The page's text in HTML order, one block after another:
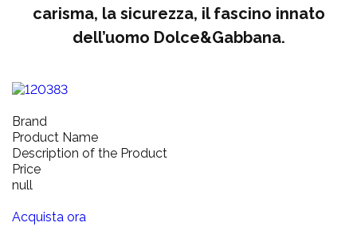
carisma, la sicurezza, il fascino innato
dell’uomo Dolce&Gabbana.
Brand
Product Name
Description of the Product
Price
null
Acquista ora